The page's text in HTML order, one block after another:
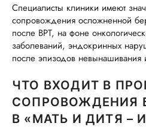
Специалисты клиники имеют
сопровождения осложненной
после ВРТ, на фоне
заболеваний, эндокринных
после эпизодов невынашивания
ЧТО ВХОДИТ В
СОПРОВОЖДЕНИЯ
В «МАТЬ И ДИТЯ –